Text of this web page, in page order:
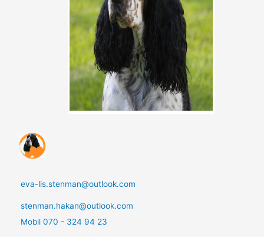
eva-lis.stenman@outlook.com
stenman.hakan@outlook.com
Mobil 070 - 324 94 23